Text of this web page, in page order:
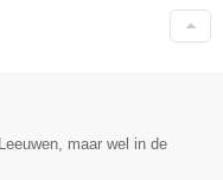
maar wel in de